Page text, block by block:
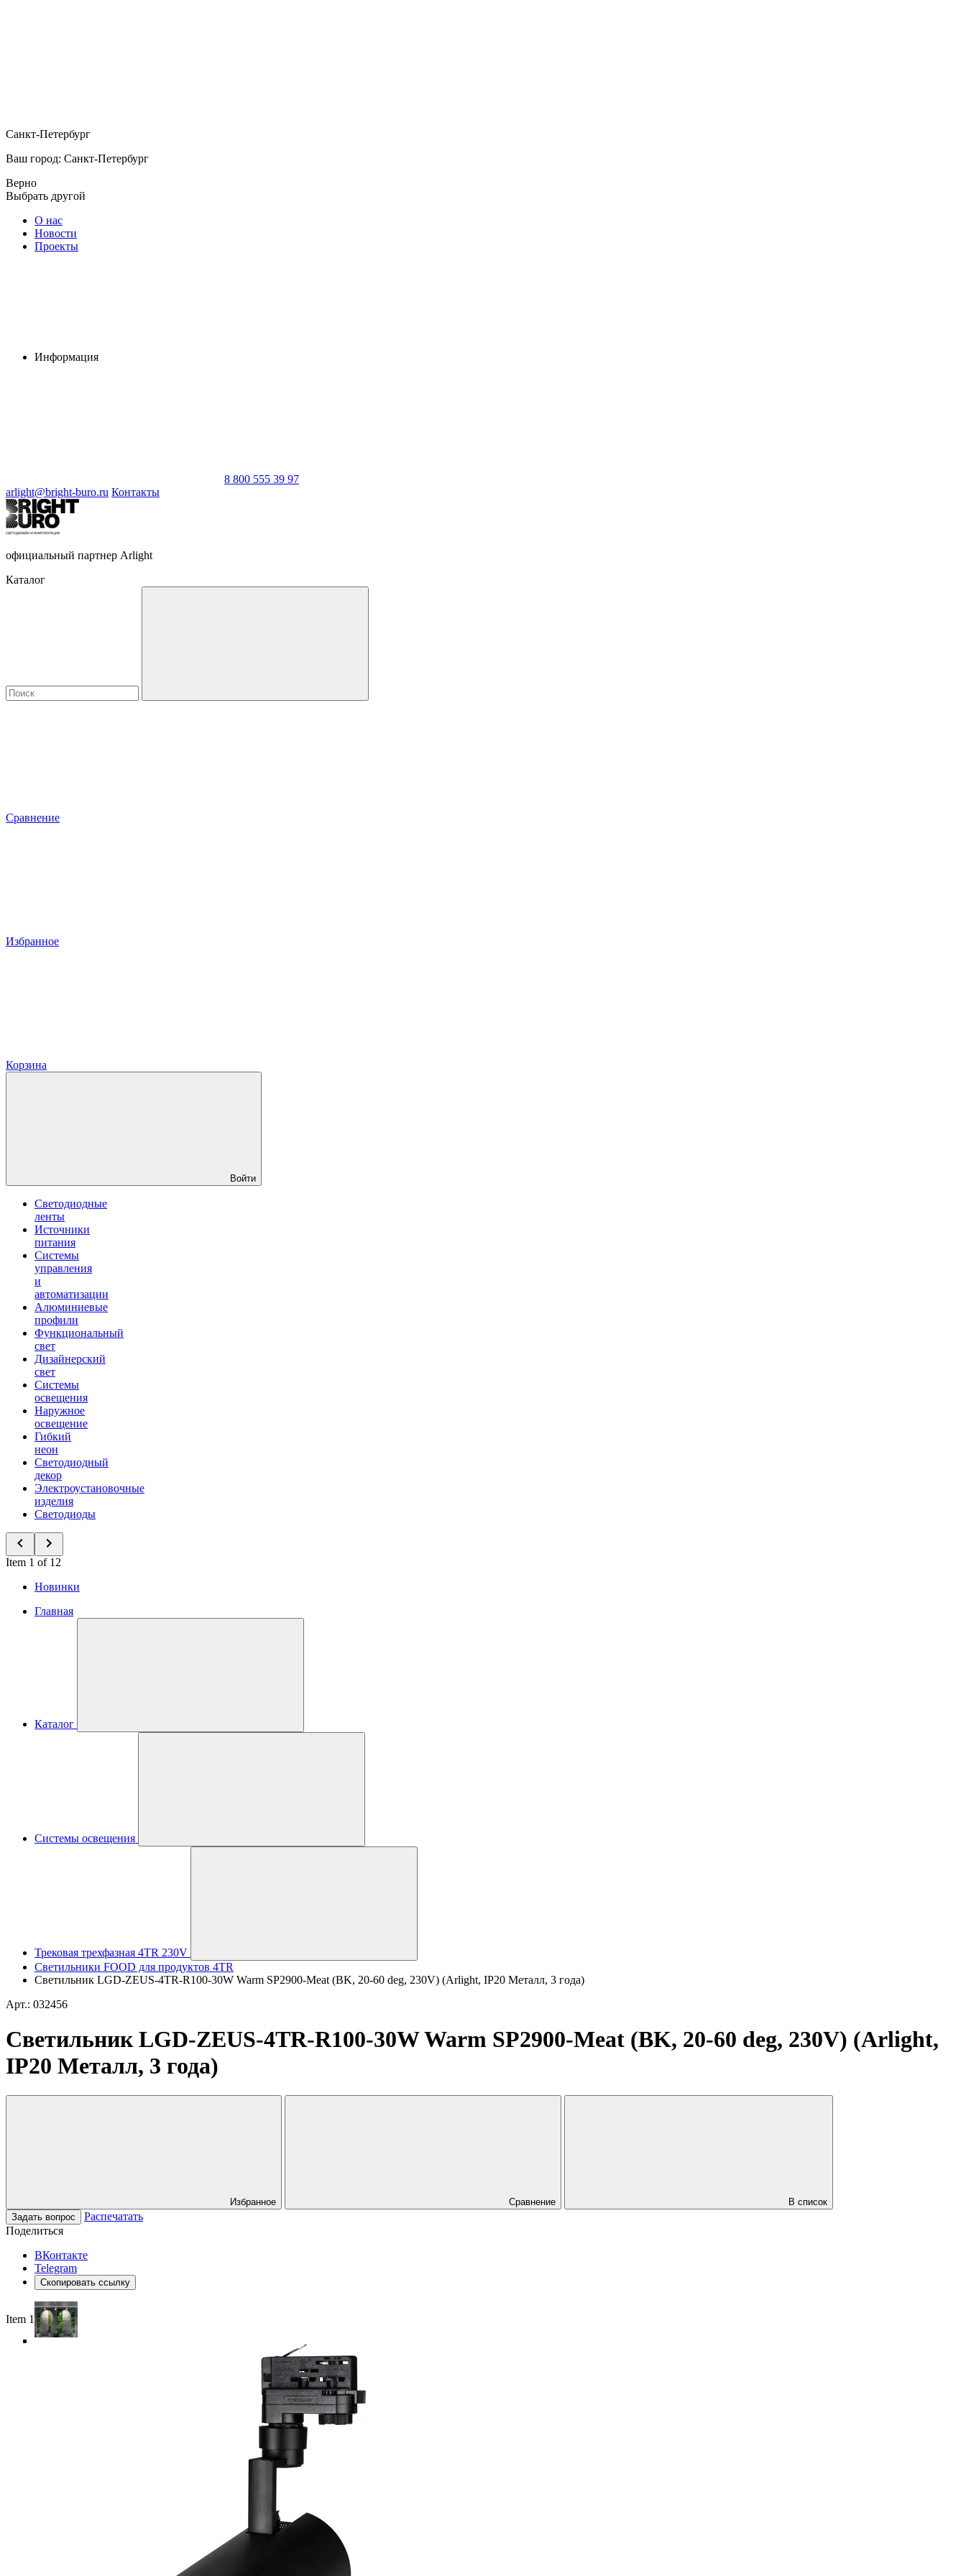
Санкт-Петербург
Ваш город: Санкт-Петербург
Верно
Выбрать другой
О нас
Новости
Проекты
Информация
8 800 555 39 97
arlight@bright-buro.ru Контакты
официальный партнер Arlight
Каталог
Сравнение
Избранное
Корзина
Войти
Светодиодные
ленты
Источники
питания
Системы
управления
и
автоматизации
Алюминиевые
профили
Функциональный
свет
Дизайнерский
свет
Системы
освещения
Наружное
освещение
Гибкий
неон
Светодиодный
декор
Электроустановочные
изделия
Светодиоды
Item 1 of 12
Новинки
Главная
Каталог
Системы освещения
Трековая трехфазная 4TR 230V
Светильники FOOD для продуктов 4TR
Светильник LGD-ZEUS-4TR-R100-30W Warm SP2900-Meat (BK, 20-60 deg, 230V) (Arlight, IP20 Металл, 3 года)
Арт.: 032456
Светильник LGD-ZEUS-4TR-R100-30W Warm SP2900-Meat (BK, 20-60 deg, 230V) (Arlight,
IP20 Металл, 3 года)
Избранное Сравнение
В список
Задать вопрос
Распечатать
Поделиться
ВКонтакте
Telegram
Скопировать ссылку
Item 1 of 4